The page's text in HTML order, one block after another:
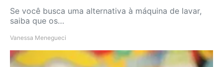
Se você busca uma alternativa à máquina de lavar,
saiba que os…
Vanessa Menegueci